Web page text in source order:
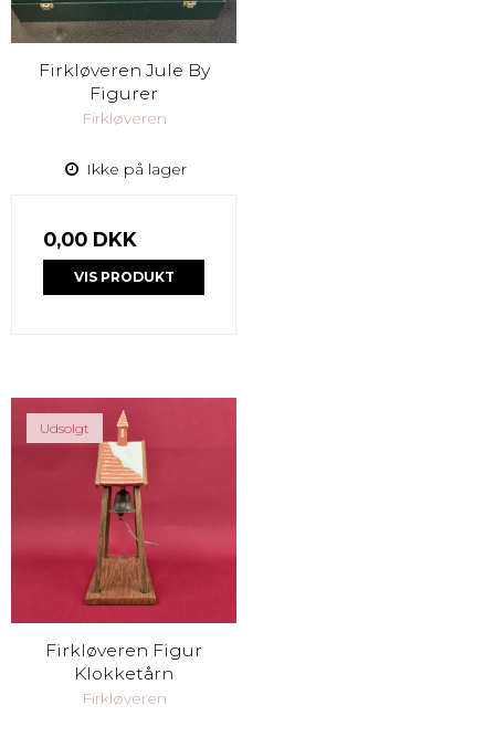
Firkløveren Jule By
Figurer
Firkløveren
Ikke på lager
0,00 DKK
VIS PRODUKT
Udsolgt
Firkløveren Figur
Klokketårn
Firkløveren